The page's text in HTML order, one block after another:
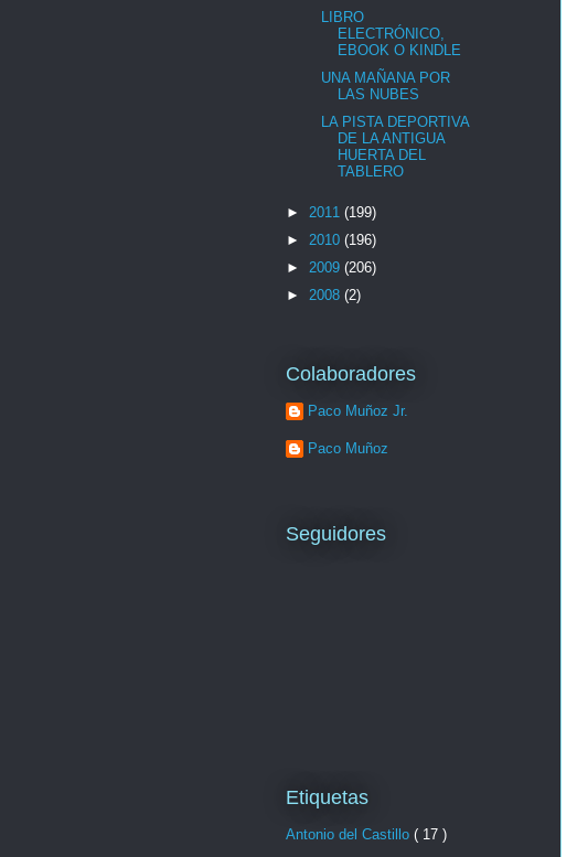
LIBRO
ELECTRÓNICO,
EBOOK O KINDLE
UNA MAÑANA POR
LAS NUBES
LA PISTA DEPORTIVA
DE LA ANTIGUA
HUERTA DEL
TABLERO
► 2011 (199)
► 2010 (196)
► 2009 (206)
► 2008 (2)
Colaboradores
Paco Muñoz Jr.
Paco Muñoz
Seguidores
Etiquetas
Antonio del Castillo ( 17 )